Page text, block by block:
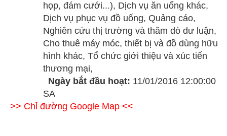
họp, đám cưới...), Dịch vụ ăn uống khác,
Dịch vụ phục vụ đồ uống, Quảng cáo,
Nghiên cứu thị trường và thăm dò dư luận,
Cho thuê máy móc, thiết bị và đồ dùng hữu
hình khác, Tổ chức giới thiệu và xúc tiến
thương mại,
Ngày bắt đầu hoạt: 11/01/2016 12:00:00
SA
>> Chỉ đường Google Map <<